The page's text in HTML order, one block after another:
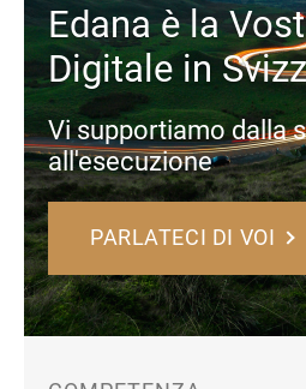
Edana è la
Digitale in
Vi supportiamo dalla
all'esecuzione
PARLATECI DI VOI